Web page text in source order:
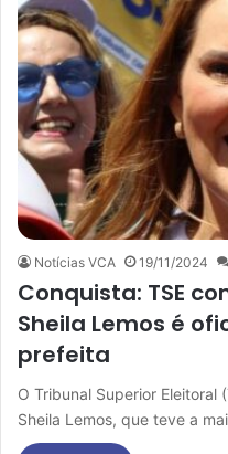
Notícias VCA 19/11/2024
Conquista: TSE
Sheila Lemos é
prefeita
O Tribunal Superior
Sheila Lemos, que teve a